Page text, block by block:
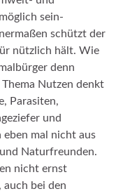
sein-
schützt der
nützlich hält. Wie
denn
Nutzen denkt
Parasiten,
und
mal nicht aus
Naturfreunden.
nicht ernst
auch bei den